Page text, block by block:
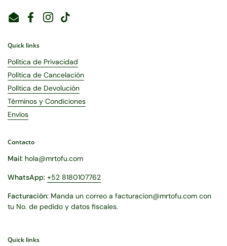
EmailFacebookInstagram
TikTok
Quick links
Política de Privacidad
Política de Cancelación
Política de Devolución
Términos y Condiciones
Envíos
Contacto
Mail: hola@mrtofu.com
WhatsApp: +52 8180107762
Facturación: Manda un correo a facturacion@mrtofu.com con
tu No. de pedido y datos fiscales.
Quick links